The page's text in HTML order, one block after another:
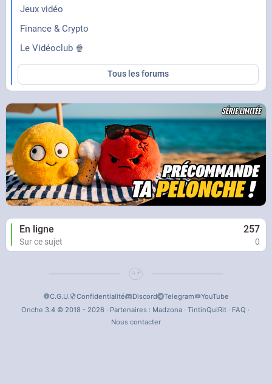
Jeux vidéo
Finance & Crypto
Le Vidéoclub 🍿
Tous les forums
En ligne 257
Sur ce sujet 0
C.G.U. Confidentialité Discord Telegram
YouTube
Onche 3.4 © 2018 - 2026 · Partenaires : Madzona· TintinQuiRit· FAQ ·
Nous contacter